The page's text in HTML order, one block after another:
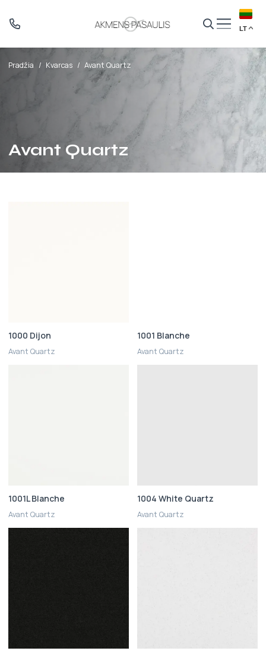
LT
Pradžia / Kvarcas / Avant Quartz
Avant Quartz
1000 Dijon
Avant Quartz
1001 Blanche
Avant Quartz
1001L Blanche
Avant Quartz
1004 White Quartz
Avant Quartz